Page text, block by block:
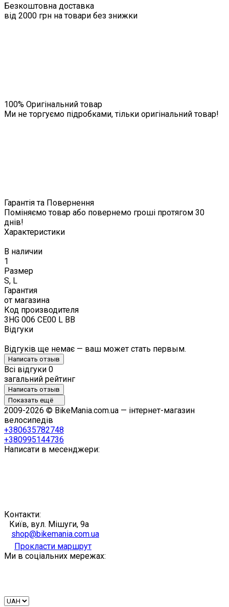
Безкоштовна доставка
від 2000 грн на товари без знижки
100% Оригінальний товар
Ми не торгуємо підробками, тільки оригінальний товар!
Гарантія та Повернення
Поміняємо товар або повернемо гроші протягом 30
днів!
Характеристики
В наличии
1
Размер
S, L
Гарантия
от магазина
Код производителя
3HG 006 CE00 L BB
Відгуки
Відгуків ще немає — ваш может стать первым.
Написать отзыв
Всі відгуки 0
загальний рейтинг
Написать отзыв
Показать ещё
2009-2026 © BikeMania.com.ua — інтернет-магазин
велосипедів
+380635782748
+380995144736
Написати в месенджери:
Контакти:
Київ, вул. Мішуги, 9а
shop@bikemania.com.ua
Прокласти маршрут
Ми в соціальних мережах: